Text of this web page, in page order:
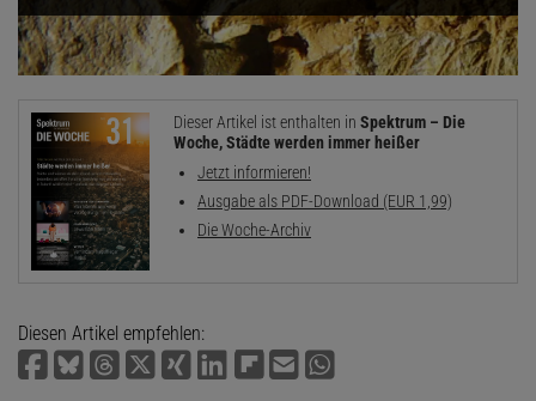
Dieser Artikel ist enthalten in Spektrum – Die
Woche, Städte werden immer heißer
Jetzt informieren!
Ausgabe als PDF-Download (EUR 1,99)
Die Woche-Archiv
Diesen Artikel empfehlen: